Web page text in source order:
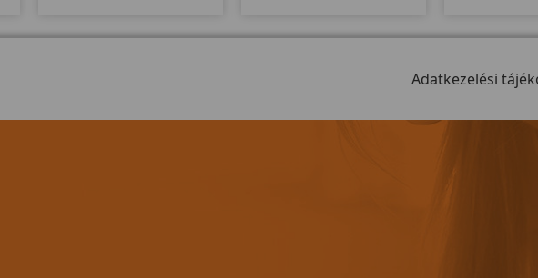
erősségi fokozattal és 25-400
egy nagy motor dolgoztat meg,
már jól
a
Adatkezelési